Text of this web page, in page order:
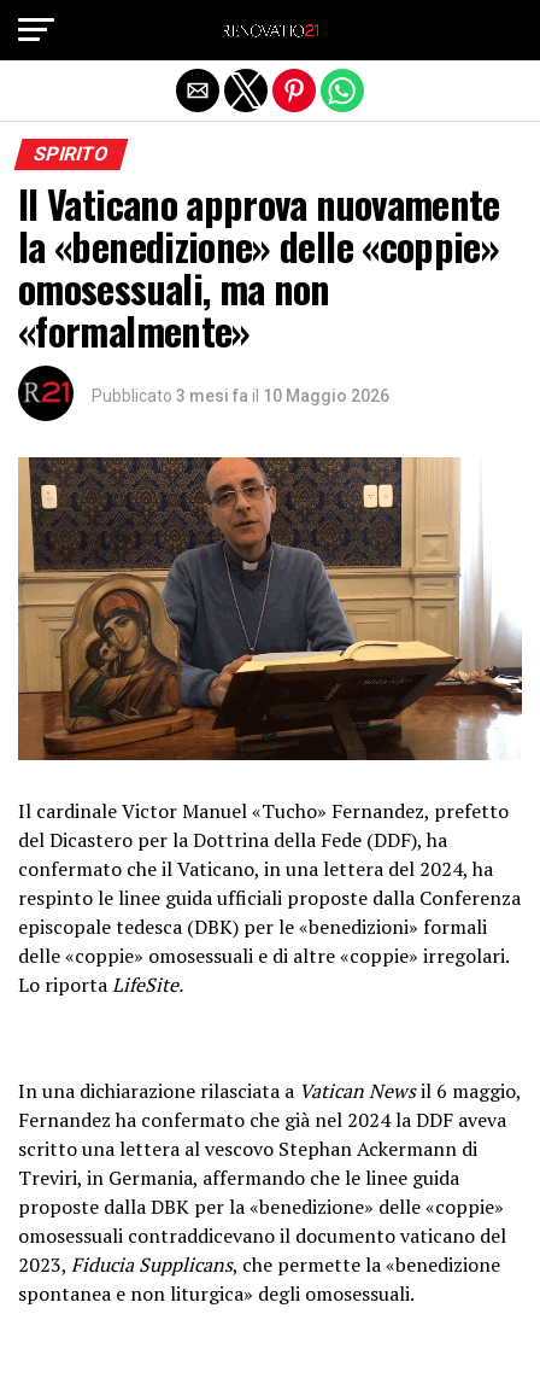
SPIRITO
Il Vaticano approva nuovamente
la «benedizione» delle «coppie»
omosessuali, ma non
«formalmente»
Pubblicato 3 mesi fa il 10 Maggio 2026
Il cardinale Victor Manuel «Tucho» Fernandez, prefetto
del Dicastero per la Dottrina della Fede (DDF), ha
confermato che il Vaticano, in una lettera del 2024, ha
respinto le linee guida ufficiali proposte dalla Conferenza
episcopale tedesca (DBK) per le «benedizioni» formali
delle «coppie» omosessuali e di altre «coppie» irregolari.
Lo riportaLifeSite.
In una dichiarazione rilasciata a Vatican Newsil 6 maggio,
Fernandez ha confermato che già nel 2024 la DDF aveva
scritto una lettera al vescovo Stephan Ackermann di
Treviri, in Germania, affermando che le linee guida
proposte dalla DBK per la «benedizione» delle «coppie»
omosessuali contraddicevano il documento vaticano del
2023, Fiducia Supplicans, che permette la «benedizione
spontanea e non liturgica» degli omosessuali.
Exit mobile version